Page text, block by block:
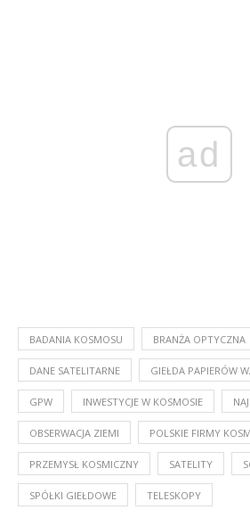
ad
BADANIA KOSMOSU BRANŻA OPTYCZNA
DANE SATELITARNE GIEŁDA PAPIERÓW
GPW INWESTYCJE W KOSMOSIE
OBSERWACJA ZIEMI POLSKIE FIRMY
PRZEMYSŁ KOSMICZNY SATELITY
SPÓŁKI GIEŁDOWE TELESKOPY